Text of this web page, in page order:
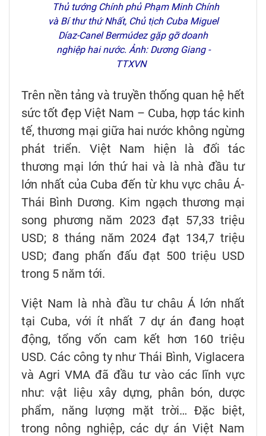
Thủ tướng Chính phủ Phạm Minh Chính
và Bí thư thứ Nhất, Chủ tịch Cuba Miguel
Díaz-Canel Bermúdez gặp gỡ doanh
nghiệp hai nước. Ảnh: Dương Giang -
TTXVN
Trên nền tảng và truyền thống quan hệ hết
sức tốt đẹp Việt Nam – Cuba, hợp tác kinh
tế, thương mại giữa hai nước không ngừng
phát triển. Việt Nam hiện là đối tác
thương mại lớn thứ hai và là nhà đầu tư
lớn nhất của Cuba đến từ khu vực châu Á-
Thái Bình Dương. Kim ngạch thương mại
song phương năm 2023 đạt 57,33 triệu
USD; 8 tháng năm 2024 đạt 134,7 triệu
USD; đang phấn đấu đạt 500 triệu USD
trong 5 năm tới.
Việt Nam là nhà đầu tư châu Á lớn nhất
tại Cuba, với ít nhất 7 dự án đang hoạt
động, tổng vốn cam kết hơn 160 triệu
USD. Các công ty như Thái Bình, Viglacera
và Agri VMA đã đầu tư vào các lĩnh vực
như: vật liệu xây dựng, phân bón, dược
phẩm, năng lượng mặt trời… Đặc biệt,
trong nông nghiệp, các dự án Việt Nam